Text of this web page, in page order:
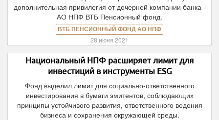
дополнительная привилегия от дочерней компании банка -
АО НПФ ВТБ Пенсионный фонд.
ВТБ ПЕНСИОННЫЙ ФОНД АО НПФ
28 июня 2021
Национальный НПФ расширяет лимит для
инвестиций в инструменты ESG
Фонд выделил лимит для социально-ответственного
инвестирования в бумаги эмитентов, соблюдающих
принципы устойчивого развития, ответственного ведения
бизнеса и сохранения окружающей среды.